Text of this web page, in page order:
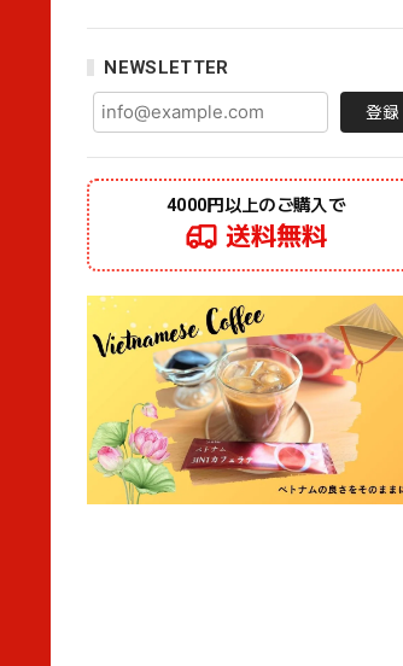
NEWSLETTER
登録
4000円以上のご購入で
送料無料